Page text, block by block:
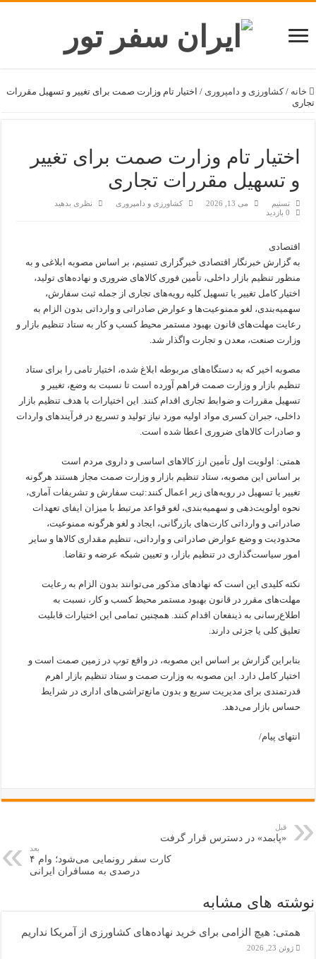
خانه / کشاورزی و دامپروری / اختیار تام وزارت صمت برای تغییر و تسهیل مقررات
تجاری
اختیار تام وزارت صمت برای تغییر
و تسهیل مقررات تجاری
تسنیم می 13, 2026 کشاورزی و دامپروری
نظری بدهید
0 بازدید
اقتصادی
به گزارش خبرنگار اقتصادی خبرگزاری تسنیم، بر اساس مصوبه ابلاغی و به
منظور تنظیم بازار داخلی، تأمین فوری کالاهای ضروری و نهاده‌های تولید،
اختیار کامل تغییر یا تسهیل کلیه رویه‌های تجاری از جمله ثبت سفارش،
سهمیه‌بندی، لغو ممنوعیت‌ها و عوارض صادراتی و وارداتی بدون الزام به
رعایت مهلت‌های قانون بهبود مستمر محیط کسب و کار به ستاد تنظیم بازار و
وزارت صنعت، معدن و تجارت واگذار شد.
مصوبه اخیر که به دستگاه‌های مربوطه ابلاغ شده، اختیار تامی را برای ستاد
تنظیم بازار و وزارت صمت فراهم آورده است تا نسبت به وضع، تغییر و
تسهیل مقررات و ضوابط تجاری اقدام کنند. این اختیارات با هدف تنظیم بازار
داخلی، جبران کسری مواد اولیه مورد نیاز تولید و تسریع در فرآیندهای واردات
و صادرات کالاهای ضروری اعطا شده است.
همتی: اولویت اول تأمین ارز کالاهای اساسی و داروی مردم است
بر اساس این مصوبه، ستاد تنظیم بازار و وزارت صمت مجاز هستند هرگونه
تغییر یا تسهیل در رویه‌های زیر اعمال کنند:ثبت سفارش و تشریفات آماری،
نحوه اولویت‌دهی و سهمیه‌بندی، لغو قواعد مرتبط با میزان ایفای تعهدات
صادراتی و وارداتی کارت‌های بازرگانی، ایجاد و لغو هرگونه ممنوعیت،
محدودیت و وضع عوارض صادراتی و وارداتی، تنظیم مقداری کالاها و سایر
امور سیاست‌گذاری در تنظیم بازار، و تعیین شبکه عرضه و تقاضا.
نکته کلیدی این است که نهادهای مذکور می‌توانند بدون الزام به رعایت
مهلت‌های مقرر در قانون بهبود مستمر محیط کسب و کار، نسبت به
اطلاع‌رسانی به ذینفعان اقدام کنند. همچنین تمامی این اختیارات قابلیت
تعلیق کلی یا جزئی دارند.
بنابراین گزارش بر اساس این مصوبه، در واقع توپ در زمین صمت است و
اختیار کامل دارد. این مصوبه به وزارت صمت و ستاد تنظیم بازار اهرم
قدرتمندی برای مدیریت سریع و بدون مانع‌تراشی‌های اداری در شرایط
حساس بازار می‌دهد.
انتهای پیام/
قبل
«پابمد» در دسترس قرار گرفت
بعد
کارت سفر رونمایی می‌شود؛ وام ۴
درصدی به مسافران ایرانی
نوشته های مشابه
همتی: هیچ الزامی برای خرید نهاده‌های کشاورزی از آمریکا نداریم
ژوئن 23, 2026